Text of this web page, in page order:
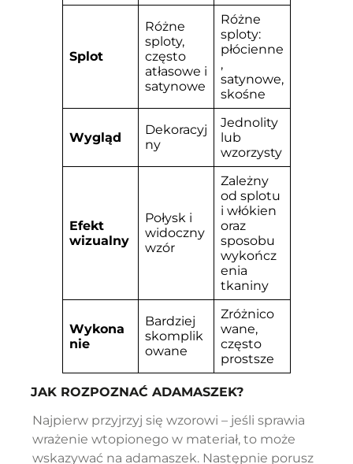
Splot
Różne
sploty,
często
atłasowe i
satynowe
Różne
sploty:
płócienne
,
satynowe,
skośne
Wygląd
Dekoracyj
ny
Jednolity
lub
wzorzysty
Efekt
wizualny
Połysk i
widoczny
wzór
Zależny
od splotu
i włókien
oraz
sposobu
wykończ
enia
tkaniny
Wykona
nie
Bardziej
skomplik
owane
Zróżnico
wane,
często
prostsze
JAK ROZPOZNAĆ ADAMASZEK?
Najpierw przyjrzyj się wzorowi – jeśli sprawia
wrażenie wtopionego w materiał, to może
wskazywać na adamaszek. Następnie porusz